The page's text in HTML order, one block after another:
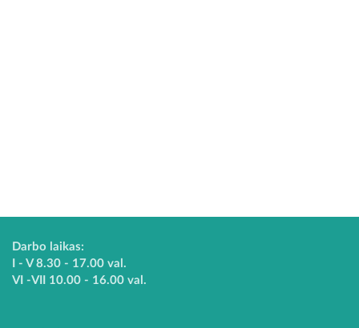
Darbo laikas:
I - V 8.30 - 17.00 val.
VI -VII 10.00 - 16.00 val.